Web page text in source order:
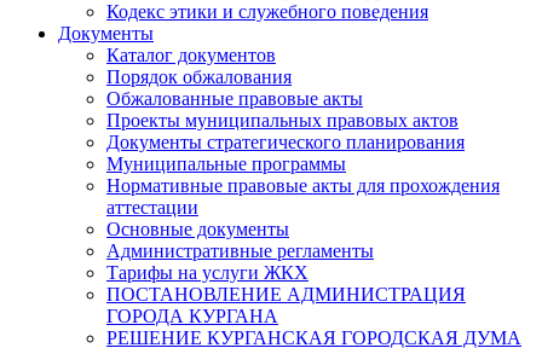
Кодекс этики и служебного поведения
Документы
Каталог документов
Порядок обжалования
Обжалованные правовые акты
Проекты муниципальных правовых актов
Документы стратегического планирования
Муниципальные программы
Нормативные правовые акты для прохождения
аттестации
Основные документы
Административные регламенты
Тарифы на услуги ЖКХ
ПОСТАНОВЛЕНИЕ АДМИНИСТРАЦИЯ
ГОРОДА КУРГАНА
РЕШЕНИЕ КУРГАНСКАЯ ГОРОДСКАЯ ДУМА